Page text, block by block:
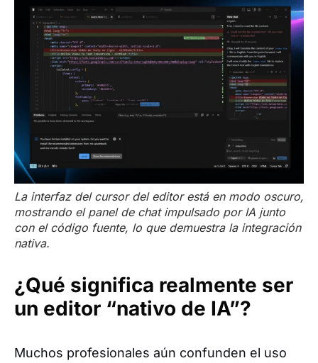
La interfaz del cursor del editor está en modo oscuro,
mostrando el panel de chat impulsado por IA junto
con el código fuente, lo que demuestra la integración
nativa.
¿Qué significa realmente ser
un editor “nativo de IA”?
Muchos profesionales aún confunden el uso